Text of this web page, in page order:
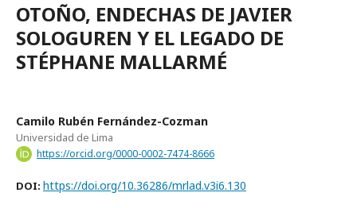
OTOÑO, ENDECHAS DE JAVIER
SOLOGUREN Y EL LEGADO DE
STÉPHANE MALLARMÉ
Camilo Rubén Fernández-Cozman
Universidad de Lima
https://orcid.org/0000-0002-7474-8666
DOI: https://doi.org/10.36286/mrlad.v3i6.130